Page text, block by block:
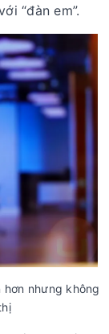
“đàn em”.
hơn nhưng không